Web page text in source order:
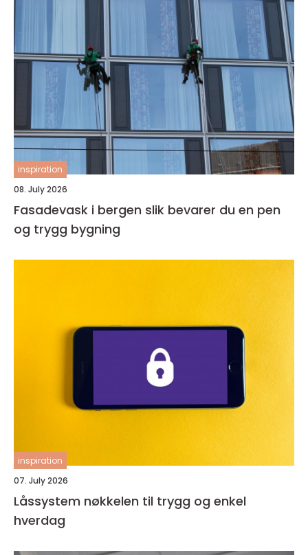
inspiration
08. July 2026
Fasadevask i bergen slik bevarer du en pen
og trygg bygning
inspiration
07. July 2026
Låssystem nøkkelen til trygg og enkel
hverdag